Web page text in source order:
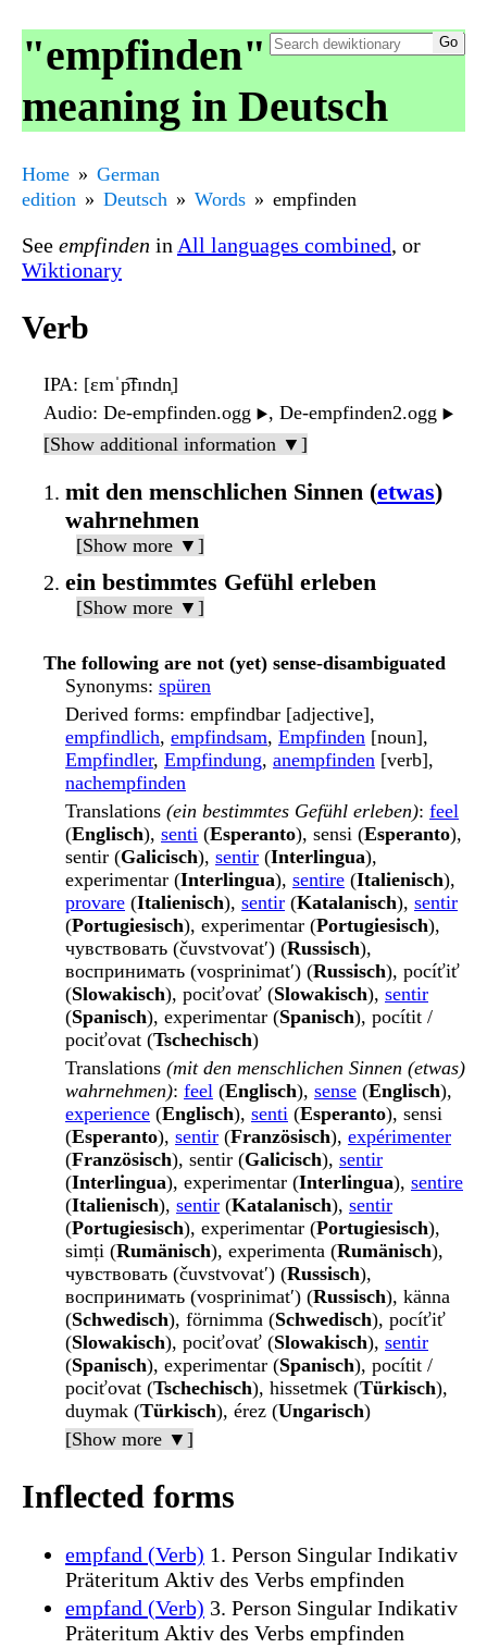
"empfinden"
meaning in Deutsch
Home
German
edition
Deutsch Words empfinden
See empfinden in All languages combined, or
Wiktionary
Verb
IPA: [ɛmˈp͡fɪndn̩]
Audio: De-empfinden.ogg ▶️, De-empfinden2.ogg ▶️
[Show additional information ▼]
mit den menschlichen Sinnen (etwas)
wahrnehmen
[Show more ▼]
ein bestimmtes Gefühl erleben
[Show more ▼]
The following are not (yet) sense-disambiguated
Synonyms: spüren
Derived forms: empfindbar [adjective],
empfindlich, empfindsam, Empfinden [noun],
Empfindler, Empfindung, anempfinden [verb],
nachempfinden
Translations (ein bestimmtes Gefühl erleben): feel
(Englisch), senti (Esperanto), sensi (Esperanto),
sentir (Galicisch), sentir (Interlingua),
experimentar (Interlingua), sentire (Italienisch),
provare (Italienisch), sentir (Katalanisch), sentir
(Portugiesisch), experimentar (Portugiesisch),
чувствовать (čuvstvovatʹ) (Russisch),
воспринимать (vosprinimatʹ) (Russisch), pocíťiť
(Slowakisch), pociťovať (Slowakisch), sentir
(Spanisch), experimentar (Spanisch), pocítit /
pociťovat (Tschechisch)
Translations (mit den menschlichen Sinnen (etwas)
wahrnehmen): feel (Englisch), sense (Englisch),
experience (Englisch), senti (Esperanto), sensi
(Esperanto), sentir (Französisch), expérimenter
(Französisch), sentir (Galicisch), sentir
(Interlingua), experimentar (Interlingua), sentire
(Italienisch), sentir (Katalanisch), sentir
(Portugiesisch), experimentar (Portugiesisch),
simți (Rumänisch), experimenta (Rumänisch),
чувствовать (čuvstvovatʹ) (Russisch),
воспринимать (vosprinimatʹ) (Russisch), känna
(Schwedisch), förnimma (Schwedisch), pocíťiť
(Slowakisch), pociťovať (Slowakisch), sentir
(Spanisch), experimentar (Spanisch), pocítit /
pociťovat (Tschechisch), hissetmek (Türkisch),
duymak (Türkisch), érez (Ungarisch)
[Show more ▼]
Inflected forms
empfand (Verb) 1. Person Singular Indikativ
Präteritum Aktiv des Verbs empfinden
empfand (Verb) 3. Person Singular Indikativ
Präteritum Aktiv des Verbs empfinden